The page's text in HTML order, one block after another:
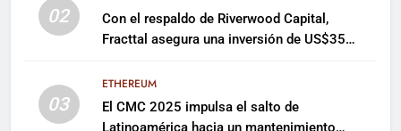
02
Con el respaldo de Riverwood Capital,
Fracttal asegura una inversión de US$35
03
ETHEREUM
El CMC 2025 impulsa el salto de
Latinoamérica hacia un mantenimiento